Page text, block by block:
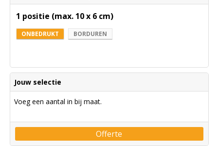
1 positie (max. 10 x 6 cm)
ONBEDRUKT BORDUREN
Jouw selectie
Voeg een aantal in bij maat.
Offerte